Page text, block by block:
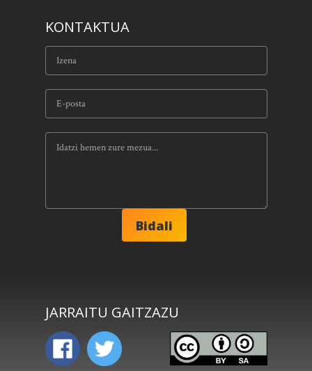
KONTAKTUA
JARRAITU GAITZAZU